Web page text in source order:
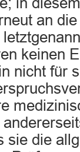
an
keinen
nicht für
sie die